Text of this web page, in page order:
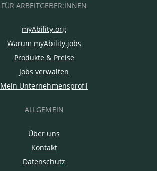
FÜR ARBEITGEBER:INNEN
myAbility.org
Warum myAbility.jobs
Produkte & Preise
Jobs verwalten
Mein Unternehmensprofil
ALLGEMEIN
Über uns
Kontakt
Datenschutz